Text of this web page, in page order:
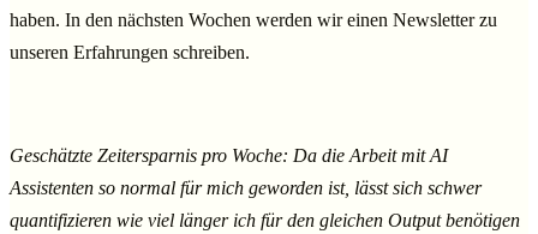
haben. In den nächsten Wochen werden wir einen Newsletter zu
unseren Erfahrungen schreiben.
Geschätzte Zeitersparnis pro Woche: Da die Arbeit mit AI
Assistenten so normal für mich geworden ist, lässt sich schwer
quantifizieren wie viel länger ich für den gleichen Output benötigen